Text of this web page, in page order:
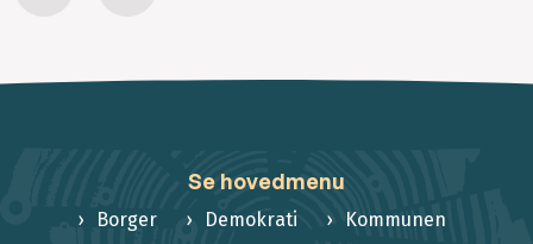
Se hovedmenu
Borger Demokrati Kommunen